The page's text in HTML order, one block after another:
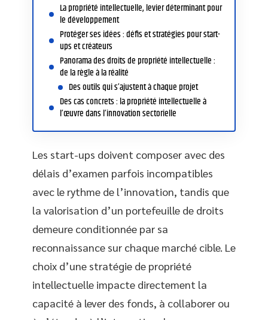
La propriété intellectuelle, levier déterminant pour
le développement
Protéger ses idées : défis et stratégies pour start-
ups et créateurs
Panorama des droits de propriété intellectuelle :
de la règle à la réalité
Des outils qui s’ajustent à chaque projet
Des cas concrets : la propriété intellectuelle à
l’œuvre dans l’innovation sectorielle
Les start-ups doivent composer avec des
délais d’examen parfois incompatibles
avec le rythme de l’innovation, tandis que
la valorisation d’un portefeuille de droits
demeure conditionnée par sa
reconnaissance sur chaque marché cible. Le
choix d’une stratégie de propriété
intellectuelle impacte directement la
capacité à lever des fonds, à collaborer ou